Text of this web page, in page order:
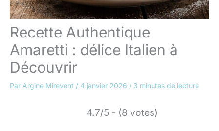
Recette Authentique
Amaretti : délice Italien à
Découvrir
Par Argine Mirevent / 4 janvier 2026 / 3 minutes de lecture
4.7/5 - (8 votes)